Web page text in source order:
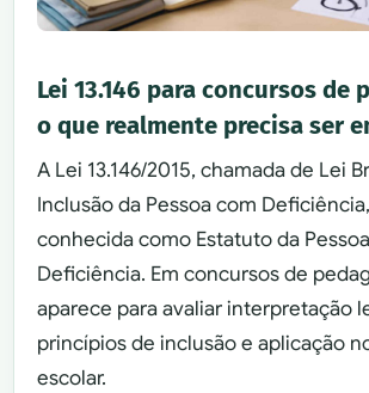
Lei 13.146 para concursos de
o que realmente precisa ser
A Lei 13.146/2015, chamada de Lei
Inclusão da Pessoa com
conhecida como Estatuto da
Deficiência. Em concursos de
aparece para avaliar interpretação
princípios de inclusão e aplicação
escolar.